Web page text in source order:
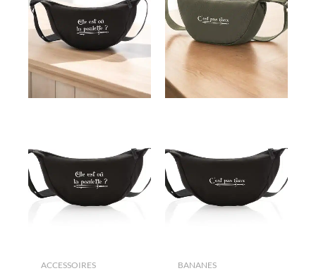
ACCESSOIRES BANANES